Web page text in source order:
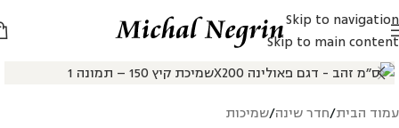
Skip to navigation
Skip to main content
עמוד הבית/חדר שינה/שמיכות